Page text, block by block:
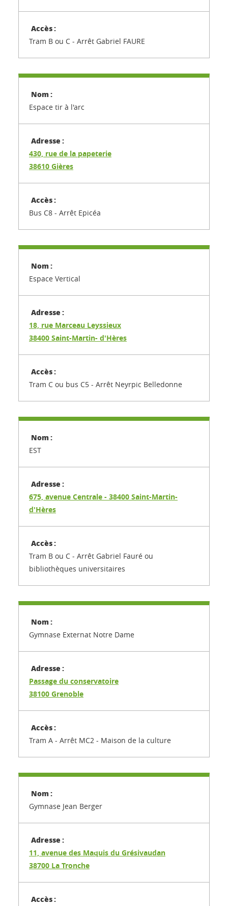
Tram B ou C - Arrêt Gabriel FAURE
Espace tir à l'arc
430, rue de la papeterie
38610 Gières
Bus C8 - Arrêt Epicéa
Espace Vertical
18, rue Marceau Leyssieux
38400 Saint-Martin- d'Hères
Tram C ou bus C5 - Arrêt Neyrpic Belledonne
EST
675, avenue Centrale - 38400 Saint-Martin-
d'Hères
Tram B ou C - Arrêt Gabriel Fauré ou
bibliothèques universitaires
Gymnase Externat Notre Dame
Passage du conservatoire
38100 Grenoble
Tram A - Arrêt MC2 - Maison de la culture
Gymnase Jean Berger
11, avenue des Maquis du Grésivaudan
38700 La Tronche